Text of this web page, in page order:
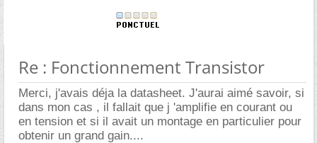
Re : Fonctionnement Transistor
Merci, j'avais déja la datasheet. J'aurai aimé savoir, si
dans mon cas , il fallait que j 'amplifie en courant ou
en tension et si il avait un montage en particulier pour
obtenir un grand gain....